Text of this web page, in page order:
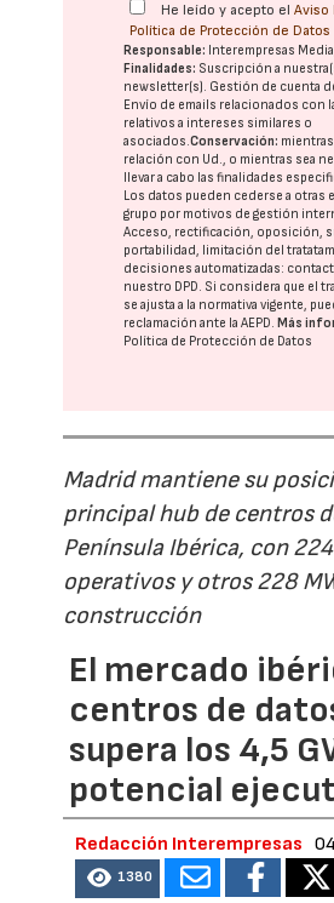
He leído y acepto elAviso
Política de Protección de Datos
Responsable: Interempresas
Finalidades: Suscripción a
newsletter(s). Gestión de cuenta
Envío de emails relacionados con
relativos a intereses similares o
asociados.Conservación:
relación con Ud., o mientras sea
llevar a cabo las finalidades
Los datos pueden cederse a otras
grupo por motivos de gestión
Acceso, rectificación, oposición,
portabilidad, limitación del
decisiones automatizadas:
nuestro DPD. Si considera que el
se ajusta a la normativa vigente,
reclamación ante laAEPD. Más
Política de Protección de Datos
Madrid mantiene su
principal hub de centros
Península Ibérica, con
operativos y otros 228
construcción
El mercado
centros de
supera los 4,5
potencial
Redacción Interempresas
1380